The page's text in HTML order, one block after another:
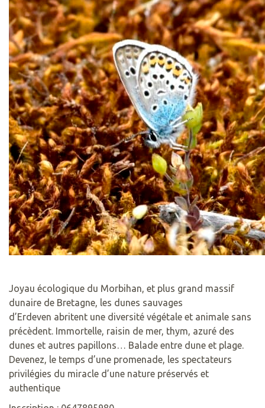
Joyau écologique du Morbihan, et plus grand massif
dunaire de Bretagne, les dunes sauvages
d’Erdeven abritent une diversité végétale et animale sans
précèdent. Immortelle, raisin de mer, thym, azuré des
dunes et autres papillons… Balade entre dune et plage.
Devenez, le temps d’une promenade, les spectateurs
privilégies du miracle d’une nature préservés et
authentique